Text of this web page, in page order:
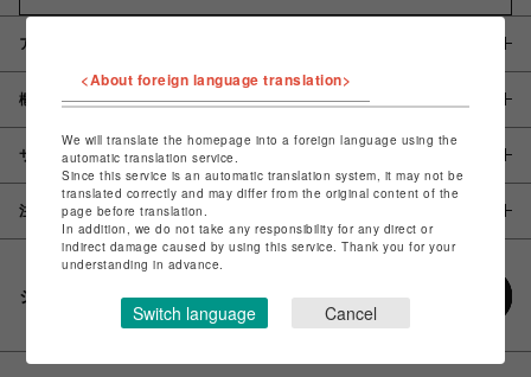
アイテム説明 / 素材
概要
サイズ
注意事項
シェアする
<About foreign language translation>
We will translate the homepage into a foreign language using the
automatic translation service.
Since this service is an automatic translation system, it may not be
translated correctly and may differ from the original content of the
page before translation.
In addition, we do not take any responsibility for any direct or
indirect damage caused by using this service. Thank you for your
understanding in advance.
Switch language Cancel